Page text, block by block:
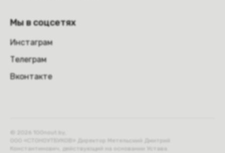
Мы в соцсетях
Инстаграм
Телеграм
Вконтакте
ООО «СТОНОУТБУКОВ» Директор Метельский Дмитрий
Константинович, действующий на основании Устава.